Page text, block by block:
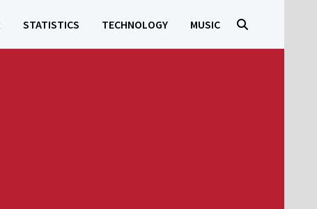
STATISTICS TECHNOLOGY MUSIC